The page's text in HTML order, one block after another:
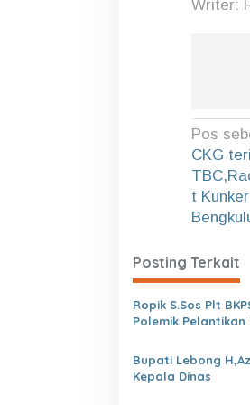
Writer:
N
a
v
i
a
s
i
o
s
Pos
CKG
t
Posting Terkait
Ropik S.Sos Plt
Polemik Pelantikan
Bupati Lebong
Kepala Dinas